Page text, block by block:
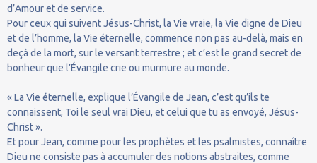
d’Amour et de service.
Pour ceux qui suivent Jésus-Christ, la Vie vraie, la Vie digne de Dieu
et de l’homme, la Vie éternelle, commence non pas au-delà, mais en
deçà de la mort, sur le versant terrestre ; et c’est le grand secret de
bonheur que l’Évangile crie ou murmure au monde.
« La Vie éternelle, explique l’Évangile de Jean, c’est qu’ils te
connaissent, Toi le seul vrai Dieu, et celui que tu as envoyé, Jésus-
Christ ».
Et pour Jean, comme pour les prophètes et les psalmistes, connaître
Dieu ne consiste pas à accumuler des notions abstraites, comme